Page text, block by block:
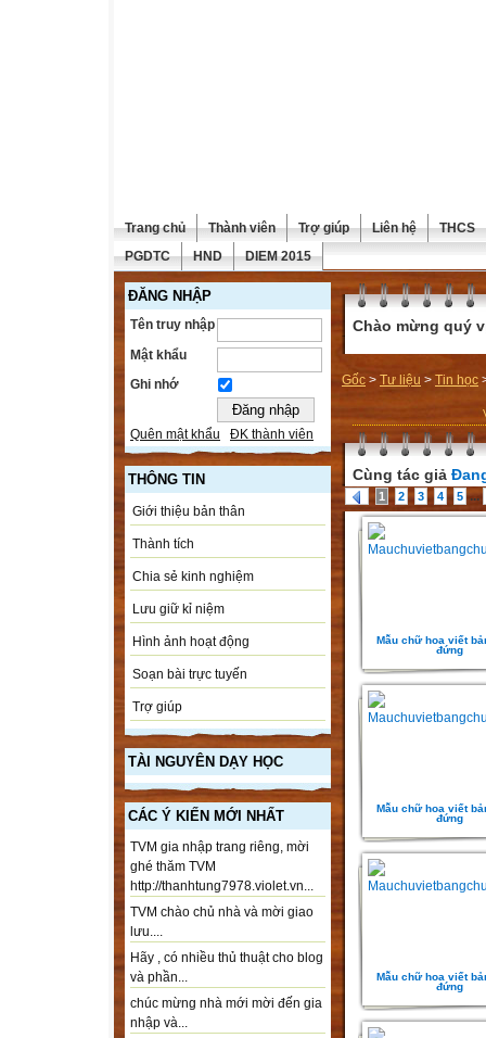
Trang chủ Thành viên Trợ giúp Liên hệ
THCS
PGDTC
HND DIEM 2015
ĐĂNG NHẬP
Tên truy nhập
Mật khẩu
Ghi nhớ
Quên mật khẩu ĐK thành viên
THÔNG TIN
Giới thiệu bản thân
Thành tích
Chia sẻ kinh nghiệm
Lưu giữ kỉ niệm
Hình ảnh hoạt động
Soạn bài trực tuyến
Trợ giúp
TÀI NGUYÊN DẠY HỌC
CÁC Ý KIẾN MỚI NHẤT
TVM gia nhập trang riêng, mời
ghé thăm TVM
http://thanhtung7978.violet.vn...
TVM chào chủ nhà và mời giao
lưu....
Hãy , có nhiều thủ thuật cho blog
và phần...
chúc mừng nhà mới mời đến gia
nhập và...
Chào mừng quý
Gốc > Tư liệu > Tin học
Cùng tác giả
1 2 3 4 5 ...
Mẫu chữ hoa viết
đứng
Mẫu chữ hoa viết
đứng
Mẫu chữ hoa viết
đứng